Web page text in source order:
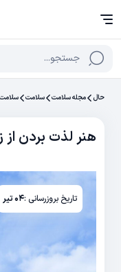
جستجو...
حال مجله سلامت سلامت
هنر لذت بردن از
تاریخ بروزرسانی :۰۴ تیر